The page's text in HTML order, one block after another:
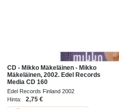
CD - Mikko Mäkeläinen - Mikko
Mäkeläinen, 2002. Edel Records
Media CD 160
Edel Records Finland 2002
Hinta:
2,75 €